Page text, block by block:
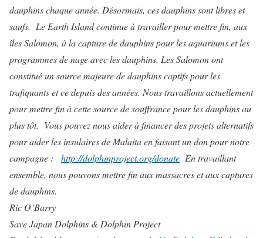
dauphins chaque année. Désormais, ces dauphins sont libres et
saufs. Le Earth Island continue à travailler pour mettre fin, aux
îles Salomon, à la capture de dauphins pour les aquariums et les
programmes de nage avec les dauphins. Les Salomon ont
constitué un source majeure de dauphins captifs pour les
trafiquants et ce depuis des années. Nous travaillons actuellement
pour mettre fin à cette source de souffrance pour les dauphins au
plus tôt. Vous pouvez nous aider à financer des projets alternatifs
pour aider les insulaires de Malaita en faisant un don pour notre
campagne :
http://dolphinproject.org/donate En travaillant
ensemble, nous pouvons mettre fin aux massacres et aux captures
de dauphins.
Ric O’Barry
Save Japan Dolphins & Dolphin Project